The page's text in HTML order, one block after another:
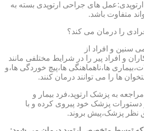
های جراحی ارتوپدی بسته به
متفاوت باشد.
را درمان می کند؟
سنین و افراد از
و افراد پیر را در شرایط مختلفی مانند
ها،ناهماهنگی ها،پیچ خوردگی ها،و
ها را می توانند درمان کنند.
به پزشک ارتوپد،فرد بیمار و
دستورات پزشک خود پیروی کرده و با
نظر پزشک،پیش بروند.